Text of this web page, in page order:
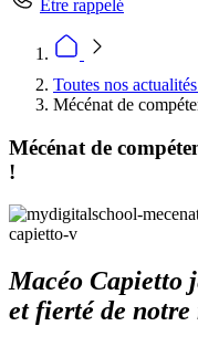
Être rappelé
Toutes nos actualités
Mécénat de
Mécénat de
!
Macéo Capietto
et fierté de